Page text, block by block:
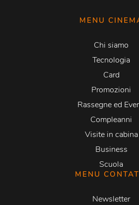
MENU
Chi siamo
Tecnologia
Card
Promozioni
Rassegne ed
Compleanni
Visite in cabina
Business
Scuola
MENU
Newsletter